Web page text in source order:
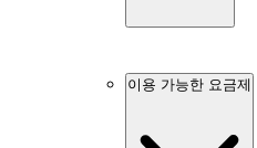
이용 가능한 요금제